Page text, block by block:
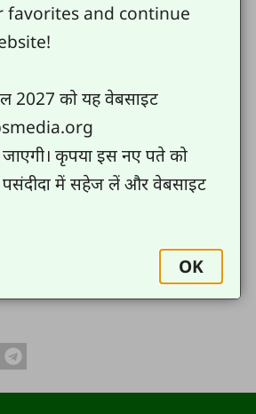
Lessons Cards in Hindi
Hindi Lessons 1-6(1.54
favorites and continue
2027 को यह वेबसाइट
जाएगी। कृपया इस नए पते को
में सहेज लें और वेबसाइट
OK